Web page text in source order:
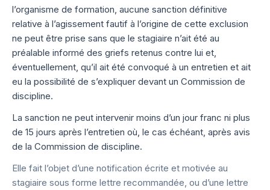
l’organisme de formation, aucune sanction définitive
relative à l’agissement fautif à l’origine de cette exclusion
ne peut être prise sans que le stagiaire n’ait été au
préalable informé des griefs retenus contre lui et,
éventuellement, qu’il ait été convoqué à un entretien et ait
eu la possibilité de s’expliquer devant un Commission de
discipline.
La sanction ne peut intervenir moins d’un jour franc ni plus
de 15 jours après l’entretien où, le cas échéant, après avis
de la Commission de discipline.
Elle fait l’objet d’une notification écrite et motivée au
stagiaire sous forme lettre recommandée, ou d’une lettre